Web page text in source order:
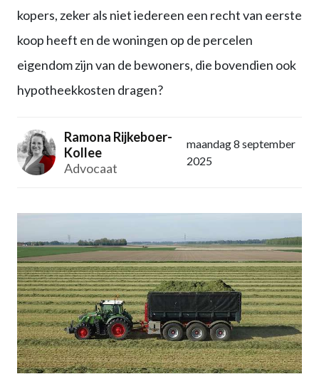
kopers, zeker als niet iedereen een recht van eerste
koop heeft en de woningen op de percelen
eigendom zijn van de bewoners, die bovendien ook
hypotheekkosten dragen?
Ramona Rijkeboer-
Kollee
Advocaat
maandag 8 september
2025